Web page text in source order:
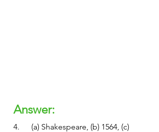
Answer:
4.      (a) Shakespeare, (b) 1564, (c)